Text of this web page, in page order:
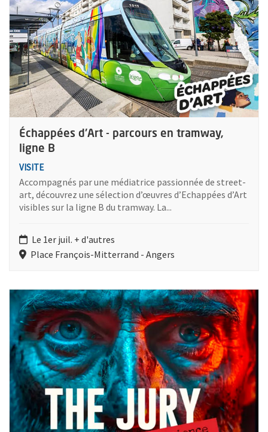
Échappées d'Art - parcours en tramway,
ligne B
VISITE
Accompagnés par une médiatrice passionnée de street-
art, découvrez une sélection d’œuvres d’Echappées d’Art
visibles sur la ligne B du tramway. La...
Le 1er juil. + d'autres
Place François-Mitterrand - Angers
Plus d'information sur l'évènement : The Jury Experience